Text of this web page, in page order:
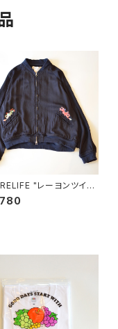
"レーヨンツイル
ン(刺繍)"